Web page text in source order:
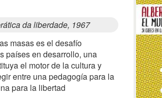
da liberdade, 1967
masas es el desafío
países en desarrollo, una
el motor de la cultura y
entre una pedagogía para la
para la libertad